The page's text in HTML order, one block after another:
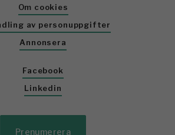
Om cookies
av personuppgifter
Annonsera
Facebook
Linkedin
Prenumerera